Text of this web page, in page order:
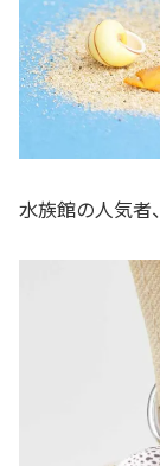
水族館の人気者